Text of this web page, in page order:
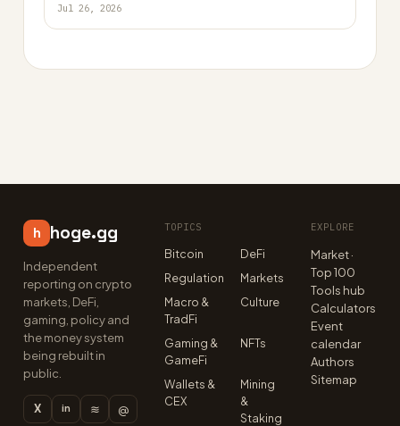
Jul 26, 2026
h hoge.gg
Independent
reporting on crypto
markets, DeFi,
gaming, policy and
the money system
being rebuilt in
public.
X in ≋ @
TOPICS
Bitcoin
DeFi
Regulation
Markets
Macro &
TradFi
Culture
Gaming &
GameFi
NFTs
Wallets &
CEX
Mining
&
Staking
EXPLORE
Market ·
Top 100
Tools hub
Calculators
Event
calendar
Authors
Sitemap